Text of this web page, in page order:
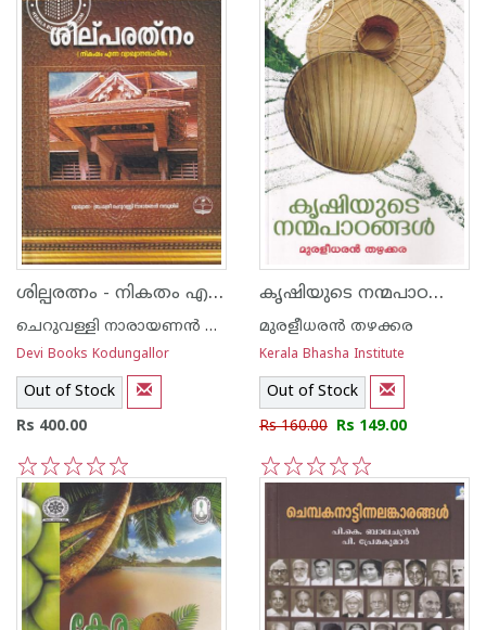
ശില്പരത്നം - നികതം എന്ന വ്യാഖ്യാന സഹിതം- - Part 1
ചെറുവള്ളി നാരായണന്‍ നമ്പൂതിരി
Devi Books Kodungallor
Out of Stock
Rs 400.00
5
4
3
2
1
കൃഷിയുടെ നന്മപാഠങ്ങള്‍
മുരളീധരന്‍ തഴക്കര
Kerala Bhasha Institute
Out of Stock
Rs 160.00 Rs 149.00
5
4
3
2
1